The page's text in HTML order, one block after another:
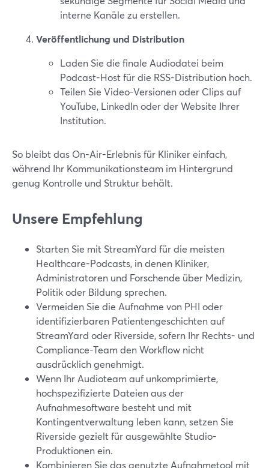
interne Kanäle zu erstellen.
Veröffentlichung und Distribution
Laden Sie die finale Audiodatei beim
Podcast-Host für die RSS-Distribution hoch.
Teilen Sie Video-Versionen oder Clips auf
YouTube, LinkedIn oder der Website Ihrer
Institution.
So bleibt das On-Air-Erlebnis für Kliniker einfach,
während Ihr Kommunikationsteam im Hintergrund
genug Kontrolle und Struktur behält.
Unsere Empfehlung
Starten Sie mit StreamYard für die meisten
Healthcare-Podcasts, in denen Kliniker,
Administratoren und Forschende über Medizin,
Politik oder Bildung sprechen.
Vermeiden Sie die Aufnahme von PHI oder
identifizierbaren Patientengeschichten auf
StreamYard oder Riverside, sofern Ihr Rechts- und
Compliance-Team den Workflow nicht
ausdrücklich genehmigt.
Wenn Ihr Audioteam auf unkomprimierte,
hochspezifizierte Dateien aus der
Aufnahmesoftware besteht und mit
Kontingentverwaltung leben kann, setzen Sie
Riverside gezielt für ausgewählte Studio-
Produktionen ein.
Kombinieren Sie das genutzte Aufnahmetool mit